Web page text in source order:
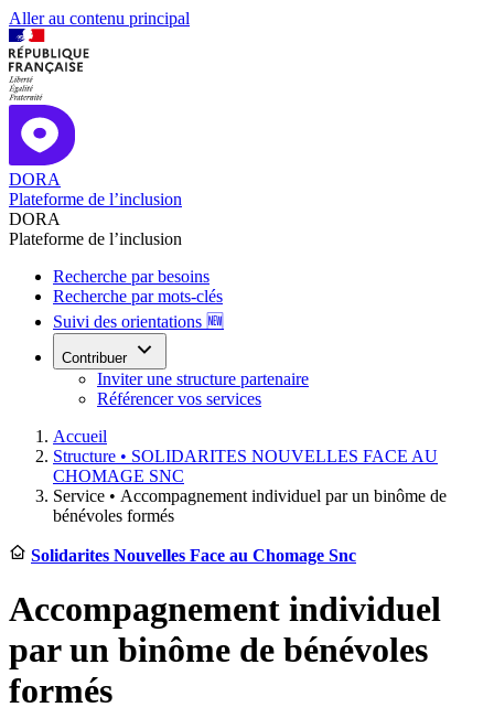
Aller au contenu principal
DORA
Plateforme de l’inclusion
DORA
Plateforme de l’inclusion
Recherche par besoins
Recherche par mots-clés
Suivi des orientations 🆕
Contribuer
Inviter une structure partenaire
Référencer vos services
Accueil
Structure • SOLIDARITES NOUVELLES FACE AU
CHOMAGE SNC
Service • Accompagnement individuel par un binôme de
bénévoles formés
Solidarites Nouvelles Face au Chomage Snc
Accompagnement individuel
par un binôme de bénévoles
formés